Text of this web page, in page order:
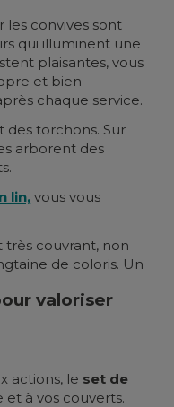
les convives sont
qui illuminent une
plaisantes, vous
et bien
chaque service.
des torchons. Sur
arborent des
lin, vous vous
très couvrant, non
de coloris. Un
valoriser
actions, le set de
et à vos couverts.